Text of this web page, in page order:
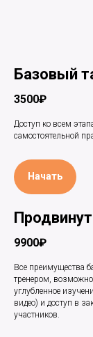
Базовый
3500₽
Доступ ко всем
самостоятельной
Начать
9900₽
Все преимущества
тренером,
углубленное
видео) и доступ в
участников.